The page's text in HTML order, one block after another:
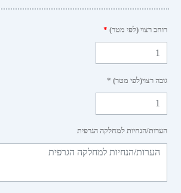
רצוי (לפי מטר)*
רצוי(לפי מטר) *
הנחיות למחלקה הגרפית